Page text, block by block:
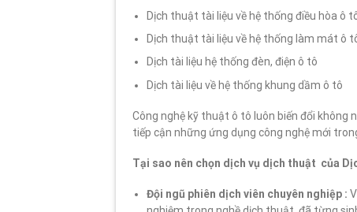
Dịch thuật tài liệu về hệ thống điều hòa ô
Dịch thuật tài liệu về hệ thống làm mát ô
Dịch tài liệu hệ thống đèn, điện ô tô
Dịch tài liệu về hệ thống khung dầm ô tô
Công nghệ kỹ thuật ô tô luôn biến đổi không
tiếp cận những ứng dụng công nghệ mới
Tại sao nên chọn dịch vụ dịch thuật của
Đội ngũ phiên dịch viên chuyên nghiệp :